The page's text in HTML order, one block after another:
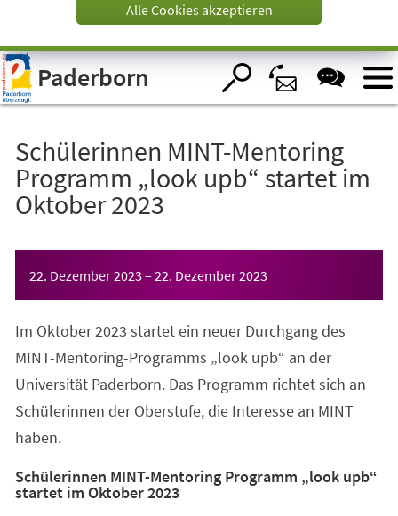
Visuelle
Assistenzsoftware
öffnen.
Alle Cookies akzeptieren
Paderborn
Schülerinnen MINT-Mentoring
Programm „look upb“ startet im
Oktober 2023
22. Dezember 2023 – 22. Dezember 2023
Im Oktober 2023 startet ein neuer Durchgang des
MINT-Mentoring-Programms „look upb“ an der
Universität Paderborn. Das Programm richtet sich an
Schülerinnen der Oberstufe, die Interesse an MINT
haben.
Schülerinnen MINT-Mentoring Programm „look upb“
startet im Oktober 2023